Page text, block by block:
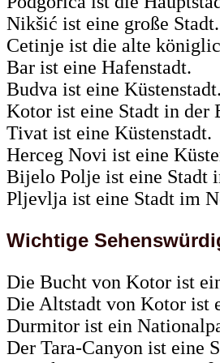
Nikšić ist eine große Stadt.
Cetinje ist die alte
Bar ist eine Hafenstadt.
Budva ist eine Küstenstadt.
Kotor ist eine Stadt in der
Tivat ist eine Küstenstadt.
Herceg Novi ist eine
Bijelo Polje ist eine Stadt
Pljevlja ist eine Stadt im
Wichtige
Die Bucht von Kotor ist
Die Altstadt von Kotor ist
Durmitor ist ein
Der Tara-Canyon ist eine